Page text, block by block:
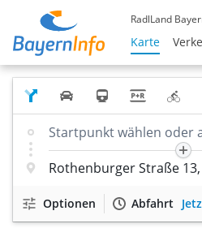
Karte
RadlLand
Optionen Abfahrt